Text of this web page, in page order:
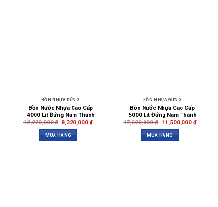
BỒN NHỰA ĐỨNG
Bồn Nước Nhựa Cao Cấp
4000 Lít Đứng Nam Thành
12,270,000₫ 8,320,000₫
MUA HÀNG
BỒN NHỰA ĐỨNG
Bồn Nước Nhựa Cao Cấp
5000 Lít Đứng Nam Thành
17,220,000₫ 11,500,000 ₫
MUA HÀNG